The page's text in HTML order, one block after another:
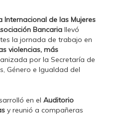
Internacional de las Mujeres
Bancaria llevó
la jornada de trabajo en
violencias, más
por la Secretaría de
Género e Igualdad del
en elAuditorio
y reunió a compañeras